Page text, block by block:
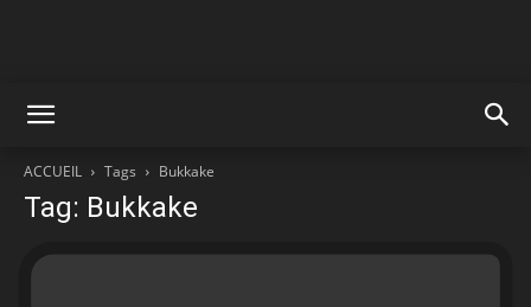
ACCUEIL Tags Bukkake
Tag: Bukkake